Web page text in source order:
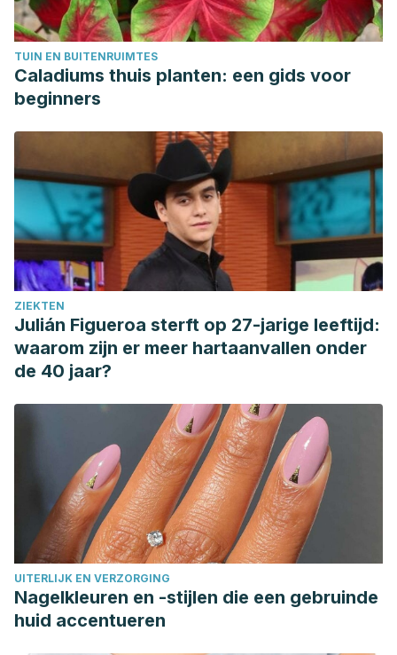
Bernstein, J. A., Ghosh, D., Levin, L. S., Zheng, S.,
Carmichael, W., Lummus, Z., & Bernstein, I. L. (2011, March).
Cyanobacteria: an unrecognized ubiquitous sensitizing
allergen?. In
Allergy & Asthma Proceedings
crisis: Spirulina a bajo costo.Idesia (Arica)
Jensen, Gitte S., et al. “Clinical safety of a high dose of
Phycocyanin-enriched aqueous extract from Arthrospira
(Spirulina) platensis: Results from a randomized, double-
blind, placebo-controlled study with a focus on
anticoagulant activity and platelet activation.”Journal of
medicinal food19.7 (2016): 645-653.
Zaragozano, Jesús Fleta, and Jorge Fleta Asín. “Valoración
nutricional y económica de la utilización de algas.”
Revista
española de estudios agrosociales y pesqueros
TUIN EN BUITENRUIMTES
Caladiums thuis planten: een gids voor
beginners
ZIEKTEN
Julián Figueroa sterft op 27-jarige leeftijd:
waarom zijn er meer hartaanvallen onder
de 40 jaar?
UITERLIJK EN VERZORGING
Nagelkleuren en -stijlen die een gebruinde
huid accentueren